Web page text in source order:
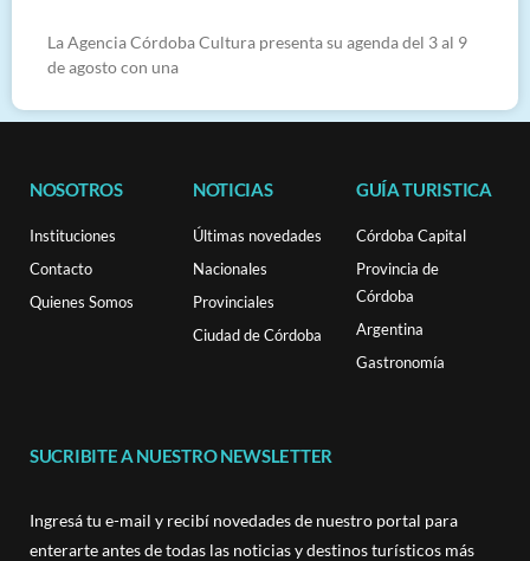
La Agencia Córdoba Cultura presenta su agenda del 3 al 9
de agosto con una
NOSOTROS
Instituciones
Contacto
Quienes Somos
NOTICIAS
Últimas novedades
Nacionales
Provinciales
Ciudad de Córdoba
GUÍA TURISTICA
Córdoba Capital
Provincia de
Córdoba
Argentina
Gastronomía
SUCRIBITE A NUESTRO NEWSLETTER
Ingresá tu e-mail y recibí novedades de nuestro portal para
enterarte antes de todas las noticias y destinos turísticos más